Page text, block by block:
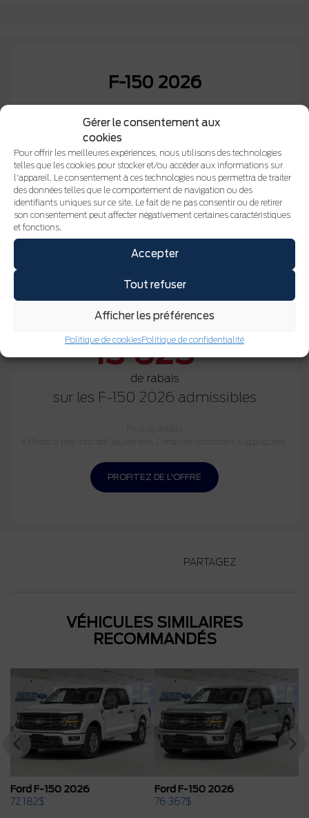
Gérer le consentement aux
cookies
Pour offrir les meilleures expériences, nous utilisons des technologies
telles que les cookies pour stocker et/ou accéder aux informations sur
l'appareil. Le consentement à ces technologies nous permettra de traiter
des données telles que le comportement de navigation ou des
identifiants uniques sur ce site. Le fait de ne pas consentir ou de retirer
son consentement peut affecter négativement certaines caractéristiques
et fonctions.
Accepter
Tout refuser
Afficher les préférences
Politique de cookiesPolitique de confidentialité
F-150 2026
13 625$
de rabais
sur les F-150 2026 admissibles
PROFITEZ DE L'OFFRE
PARTAGEZ
VÉHICULES SIMILAIRES
RECOMMANDÉS
Ford F-150 2026
Ford F-150 2026